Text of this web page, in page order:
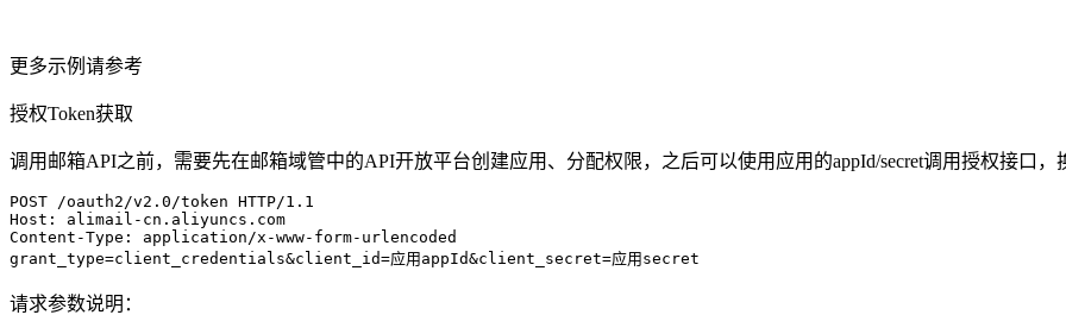
更多示例请参考
授权Token获取
调用邮箱API之前，需要先在邮箱域管中的API开放平台创建应用、分配权限，之后可以使用应用的appId/secret调用授权接口
POST /oauth2/v2.0/token HTTP/1.1
Host: alimail-cn.aliyuncs.com
Content-Type: application/x-www-form-urlencoded
grant_type=client_credentials&client_id=应用appId&client_secret=应用secret
请求参数说明：